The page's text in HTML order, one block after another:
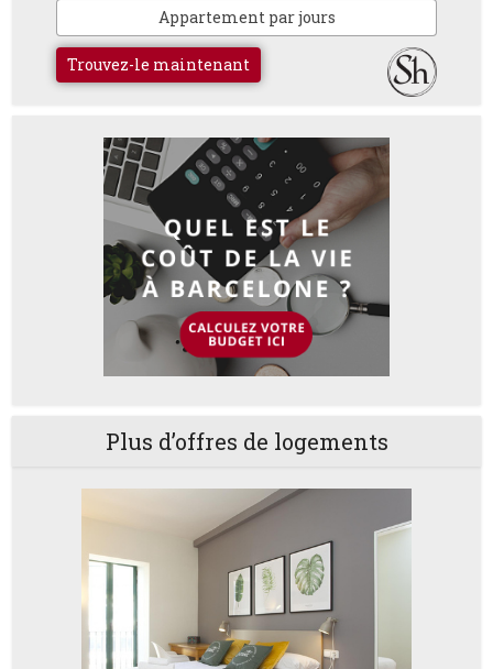
Appartement par jours
Trouvez-le maintenant
Plus d’offres de logements